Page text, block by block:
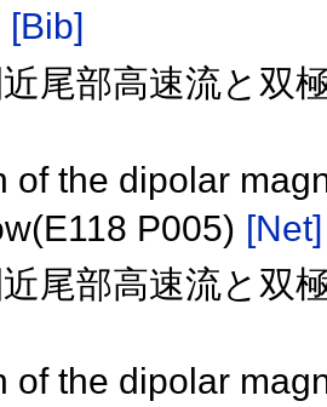
[Bib]
尾部高速流と双
of the dipolar
P005) [Net]
尾部高速流と双
of the dipolar